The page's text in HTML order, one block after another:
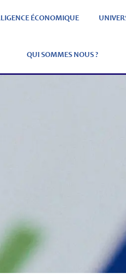
ÉCONOMIQUE
QUI SOMMES NOUS ?